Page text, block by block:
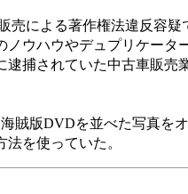
による著作権法違反容疑
ノウハウやデュプリケー
捕されていた中古車販売
賊版DVDを並べた写真を
を使っていた。